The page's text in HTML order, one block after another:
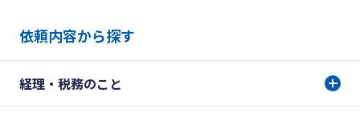
依頼内容から探す
経理・税務のこと